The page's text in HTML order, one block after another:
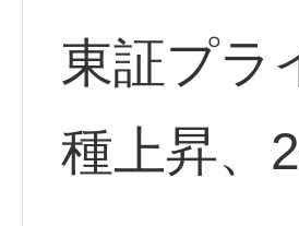
東証プラ
種上昇、